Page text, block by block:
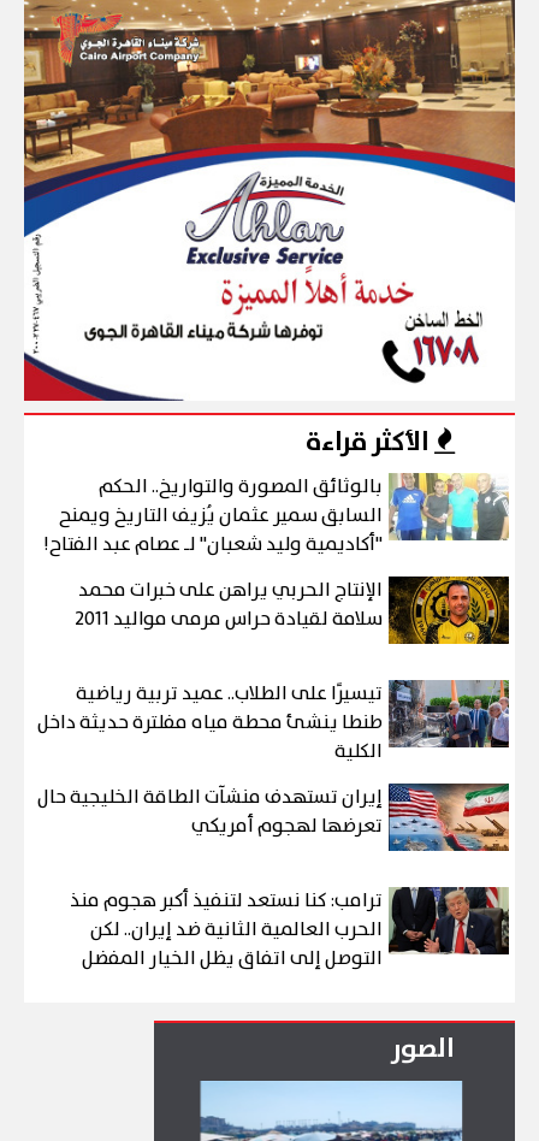
الأكثر قراءة
بالوثائق المصورة والتواريخ.. الحكم
السابق سمير عثمان يُزيف التاريخ ويمنح
"أكاديمية وليد شعبان" لـ عصام عبد الفتاح!
الإنتاج الحربي يراهن على خبرات محمد
سلامة لقيادة حراس مرمى مواليد 2011
تيسيرًا على الطلاب.. عميد تربية رياضية
طنطا ينشئ محطة مياه مفلترة حديثة داخل
الكلية
إيران تستهدف منشآت الطاقة الخليجية حال
تعرضها لهجوم أمريكي
ترامب: كنا نستعد لتنفيذ أكبر هجوم منذ
الحرب العالمية الثانية ضد إيران.. لكن
التوصل إلى اتفاق يظل الخيار المفضل
الصور